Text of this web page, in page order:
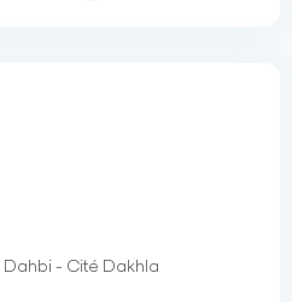
- Cité Dakhla